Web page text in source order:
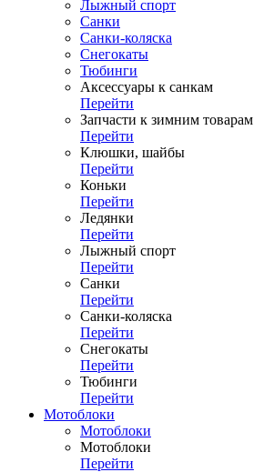
Лыжный спорт
Санки
Санки-коляска
Снегокаты
Тюбинги
Аксессуары к санкам
Перейти
Запчасти к зимним товарам
Перейти
Клюшки, шайбы
Перейти
Коньки
Перейти
Ледянки
Перейти
Лыжный спорт
Перейти
Санки
Перейти
Санки-коляска
Перейти
Снегокаты
Перейти
Тюбинги
Перейти
Мотоблоки
Мотоблоки
Мотоблоки
Перейти